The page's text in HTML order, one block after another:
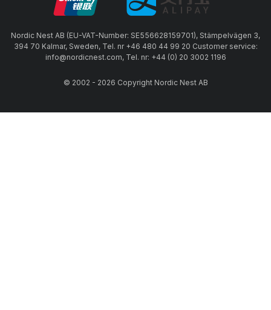
Nordic Nest AB (EU-VAT-Number: SE556628159701), Stämpelvägen 3,
394 70 Kalmar, Sweden, Tel. nr +46 480 44 99 20 Customer service:
info@nordicnest.com, Tel. nr: +44 (0) 20 3002 1196
© 2002 - 2026 Copyright Nordic Nest AB